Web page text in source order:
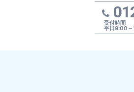
受付時間
平日9:00～